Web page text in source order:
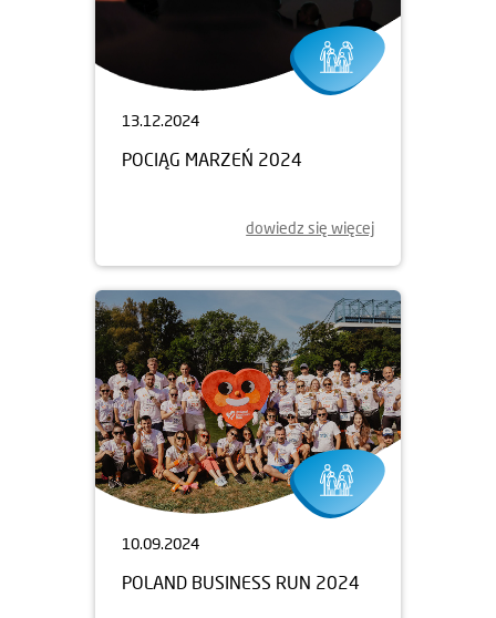
13.12.2024
POCIĄG MARZEŃ 2024
dowiedz się więcej
10.09.2024
POLAND BUSINESS RUN 2024